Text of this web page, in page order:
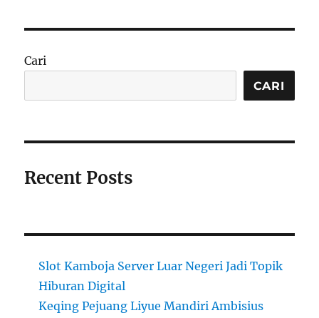
Cari
CARI
Recent Posts
Slot Kamboja Server Luar Negeri Jadi Topik
Hiburan Digital
Keqing Pejuang Liyue Mandiri Ambisius